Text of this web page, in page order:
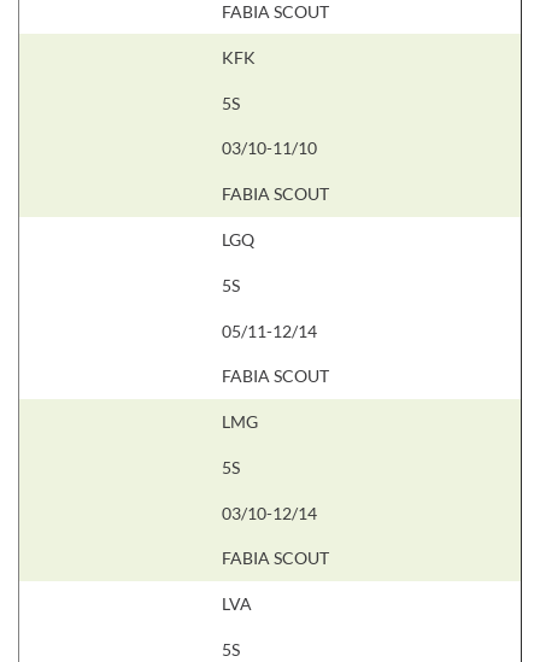
FABIA SCOUT
KFK
5S
03/10-11/10
FABIA SCOUT
LGQ
5S
05/11-12/14
FABIA SCOUT
LMG
5S
03/10-12/14
FABIA SCOUT
LVA
5S